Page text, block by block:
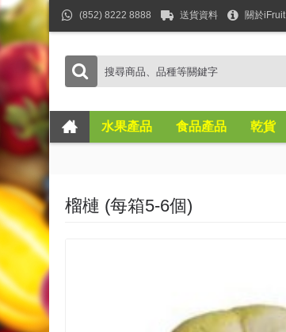
(852) 8222 8888 送貨資料 關於iFruit
水果產品 食品產品 乾貨
榴槤 (每箱5-6個)